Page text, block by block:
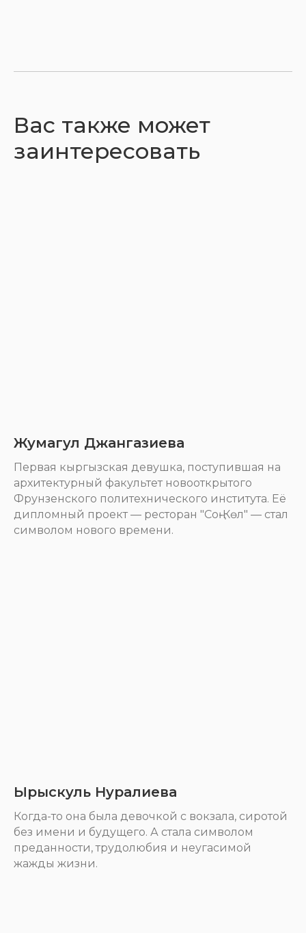
Вас также может
заинтересовать
Жумагул Джангазиева
Первая кыргызская девушка, поступившая на
архитектурный факультет новооткрытого
Фрунзенского политехнического института. Её
дипломный проект — ресторан "Соң-Көл" — стал
символом нового времени.
Ырыскуль Нуралиева
Когда-то она была девочкой с вокзала, сиротой
без имени и будущего. А стала символом
преданности, трудолюбия и неугасимой
жажды жизни.